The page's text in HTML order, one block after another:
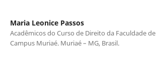
Maria Leonice Passos
Acadêmicos do Curso de Direito da Faculdade
Campus Muriaé. Muriaé – MG, Brasil.